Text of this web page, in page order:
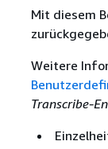
Mit diesem
Weitere
Transcribe-